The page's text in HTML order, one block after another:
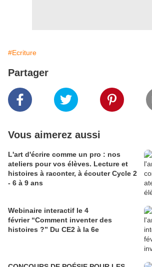
#Ecriture
Partager
Vous aimerez aussi
L'art d'écrire comme un pro : nos
ateliers pour vos élèves. Lecture et
histoires à raconter, à écouter Cycle 2
- 6 à 9 ans
Webinaire interactif le 4
février “Comment inventer des
histoires ?” Du CE2 à la 6e